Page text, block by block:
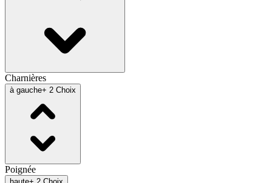
Charnières
à gauche+ 2 Choix
Poignée